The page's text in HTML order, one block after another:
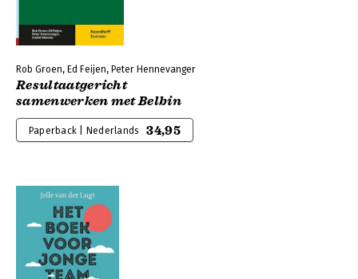
Rob Groen, Ed Feijen, Peter Hennevanger
Resultaatgericht
samenwerken met Belbin
Paperback | Nederlands 34,95